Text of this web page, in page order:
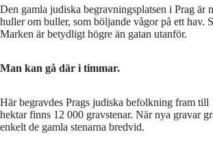
Den gamla judiska begravningsplatsen i Prag är
huller om buller, som böljande vågor på ett hav.
Marken är betydligt högre än gatan utanför.
Man kan gå där i timmar.
Här begravdes Prags judiska befolkning fram till
hektar finns 12 000 gravstenar. När nya gravar
enkelt de gamla stenarna bredvid.